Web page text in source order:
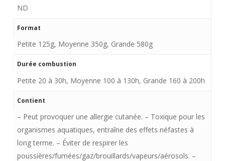
ND
Format
Petite 125g, Moyenne 350g, Grande 580g
Durée combustion
Petite 20 à 30h, Moyenne 100 à 130h, Grande 160 à 200h
Contient
– Peut provoquer une allergie cutanée. – Toxique pour les
organismes aquatiques, entraîne des effets néfastes à
long terme. – Éviter de respirer les
poussières/fumées/gaz/brouillards/vapeurs/aérosols. –